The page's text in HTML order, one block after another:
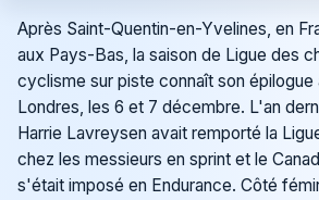
Après Saint-Quentin-en-Yvelines, en
aux Pays-Bas, la saison de Ligue des
cyclisme sur piste connaît son épilogue
Londres, les 6 et 7 décembre. L'an
Harrie Lavreysen avait remporté la
chez les messieurs en sprint et le
s'était imposé en Endurance. Côté